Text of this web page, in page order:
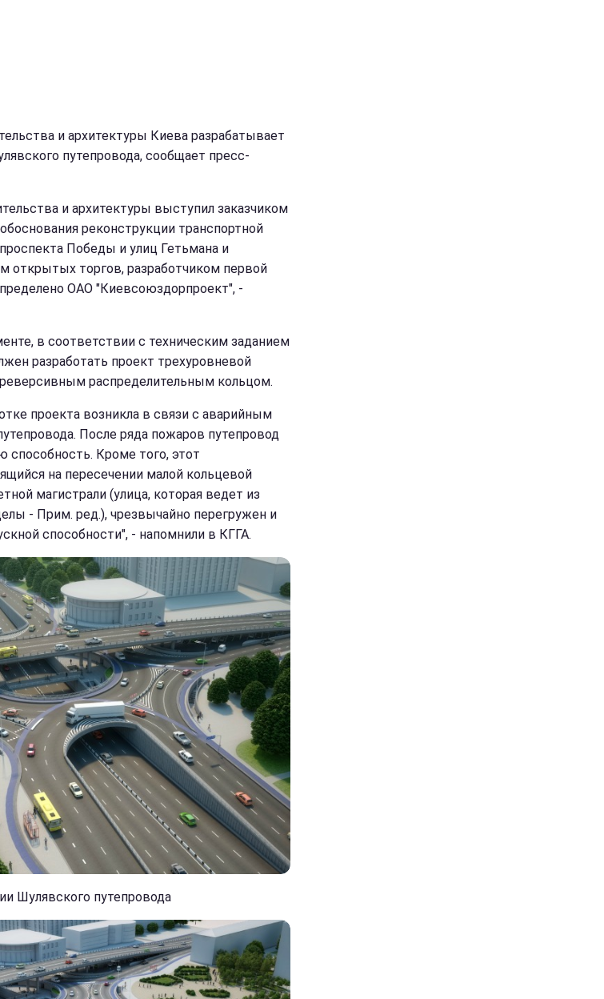
и архитектуры Киева разрабатывает
путепровода, сообщает пресс-
и архитектуры выступил заказчиком
реконструкции транспортной
Победы и улиц Гетьмана и
открытых торгов, разработчиком первой
ОАО "Киевсоюздорпроект", -
в соответствии с техническим заданием
разработать проект трехуровневой
реверсивным распределительным кольцом.
проекта возникла в связи с аварийным
После ряда пожаров путепровод
способность. Кроме того, этот
на пересечении малой кольцевой
магистрали (улица, которая ведет из
- Прим. ред.), чрезвычайно перегружен и
способности", - напомнили в КГГА.
Шулявского путепровода